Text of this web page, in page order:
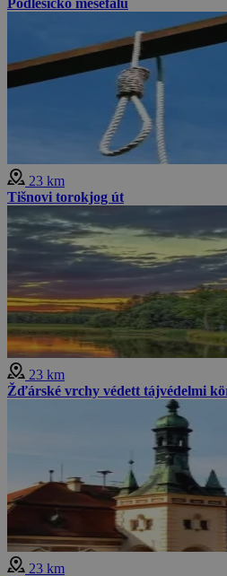
Podlesíčko mesefalu
23 km
Tišnovi torokjog út
23 km
Žďárské vrchy védett tájvédelmi
23 km